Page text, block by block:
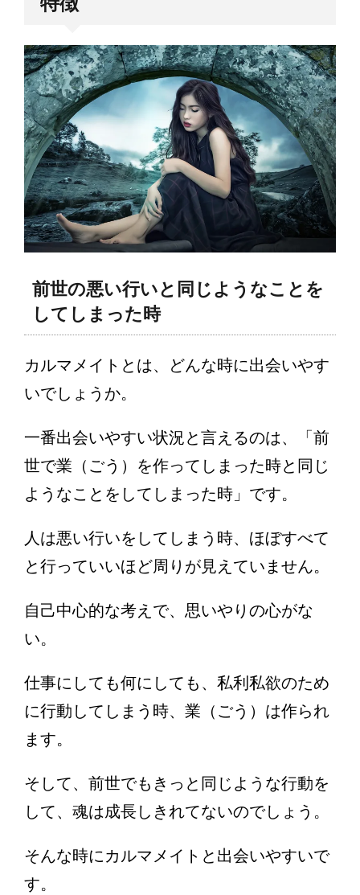
前世の悪い行いと同じようなことを
してしまった時
カルマメイトとは、どんな時に出会いやす
いでしょうか。
一番出会いやすい状況と言えるのは、「前
世で業（ごう）を作ってしまった時と同じ
ようなことをしてしまった時」です。
人は悪い行いをしてしまう時、ほぼすべて
と行っていいほど周りが見えていません。
自己中心的な考えで、思いやりの心がな
い。
仕事にしても何にしても、私利私欲のため
に行動してしまう時、業（ごう）は作られ
ます。
そして、前世でもきっと同じような行動を
して、魂は成長しきれてないのでしょう。
そんな時にカルマメイトと出会いやすいで
す。